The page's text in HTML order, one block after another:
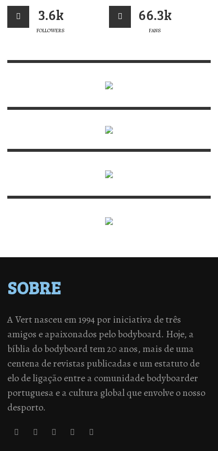
3.6k
FOLLOWERS
66.3k
FANS
SOBRE
A Vert nasceu em 1994 por iniciativa de três
amigos e apaixonados pelo bodyboard. Hoje, a
bíblia do bodyboard tem 20 anos, mais de uma
centena de revistas publicadas e um estatuto de
elo de ligação entre a comunidade bodyboarder
portuguesa e a cultura global que envolve o nosso
desporto.